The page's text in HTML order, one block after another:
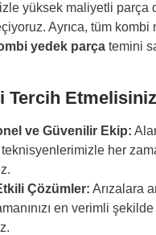
yüksek maliyetli parça
Ayrıca, tüm kombi
yedek parça temini
Tercih
ve Güvenilir Ekip:
teknisyenlerimizle her
Çözümler: Arızalara
en verimli şekilde